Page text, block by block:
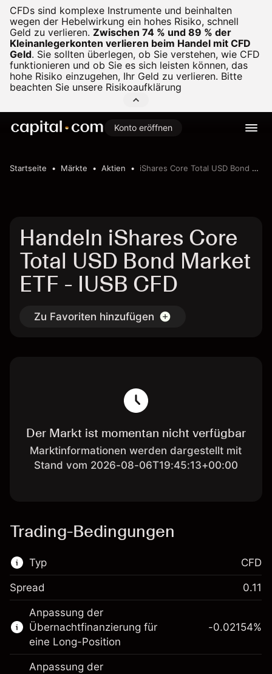
CFDs sind komplexe Instrumente und beinhalten
wegen der Hebelwirkung ein hohes Risiko, schnell
Geld zu verlieren. Zwischen 74 % und 89 % der
Kleinanlegerkonten verlieren beim Handel mit CFD
Geld. Sie sollten überlegen, ob Sie verstehen, wie CFD
funktionieren und ob Sie es sich leisten können, das
hohe Risiko einzugehen, Ihr Geld zu verlieren. Bitte
beachten Sie unsere Risikoaufklärung
Konto eröffnen
Startseite Märkte Aktien iShares Core Total USD Bond Market ETF
Handeln iShares Core
Total USD Bond Market
ETF - IUSB CFD
Zu Favoriten hinzufügen
Der Markt ist momentan nicht verfügbar
Marktinformationen werden dargestellt mit
Stand vom 2026-08-06T19:45:13+00:00
Trading-Bedingungen
Typ
Dieser Finanzmarkt steht für das CFD-
Trading zur Verfügung.
Erfahren Sie mehr über:
CFDs
CFD
Spread 0.11
Anpassung der
Übernachtfinanzierung für
eine Long-Position
-0.02154%
Anpassung der